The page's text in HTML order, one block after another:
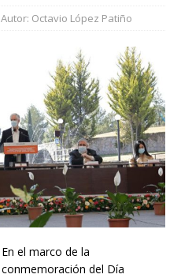
Autor: Octavio López Patiño
En el marco de la
conmemoración del Día